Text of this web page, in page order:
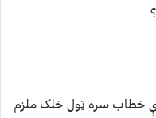
خطاب سره ټول خلک ملزم